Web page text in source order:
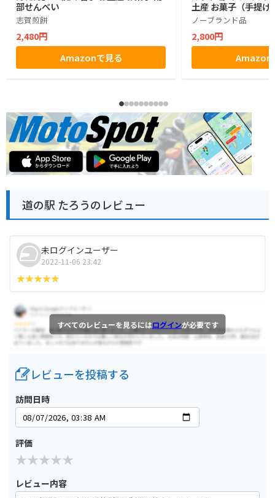
部せんべい
志賀煎餅
2,480円
Amazonで見る
土産 お菓子（手提げ
ノーブランド品
2,800円
Amazon
道の駅 たろうのレビュー
未ログインユーザー
2022-11-06 23:42
すべてのレビューを見るにはログインが必要です
レビューを投稿する
訪問日時
評価
レビュー内容